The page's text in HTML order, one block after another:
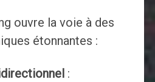
ouvre la voie à des
étonnantes :
: